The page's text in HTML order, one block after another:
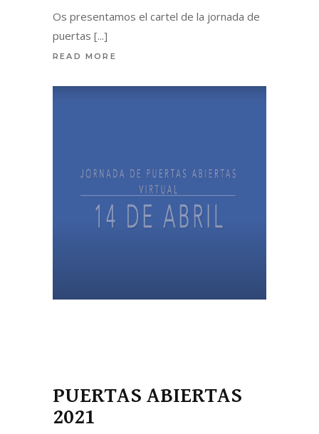
Os presentamos el cartel de la jornada de
puertas
READ MORE
PUERTAS ABIERTAS
2021